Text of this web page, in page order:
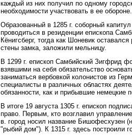
каждый из них получил по одному
необходимости участвовать в ее обороне.
Образованный в 1285 г. соборный
проводиться в резиденции епископа
Кёнигсберг, тогда как Шоневик
стены замка, заложили мельницу.
В 1299 г. епископ Самбийский Зигфрид
взявшими на себя обязательство
заниматься вербовкой колонистов из
специалисты в различных областях
обязанности, как и прибывшие немецкие
В итоге 19 августа 1305 г. епископ
право. Первым, кто возглавил
в. город носил название Бишофесхузен
"рыбий дом"). К 1315 г. здесь построили